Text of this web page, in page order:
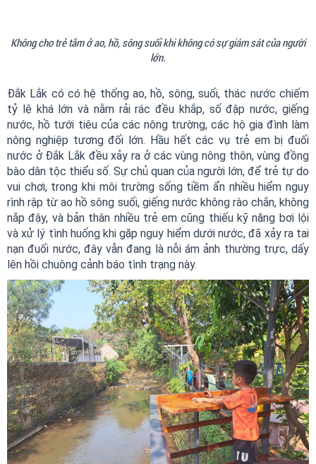
Không cho trẻ tắm ở ao, hồ, sông suối khi không có sự giám sát của người
lớn.
Đắk Lắk có có hệ thống ao, hồ, sông, suối, thác nước chiếm
tỷ lệ khá lớn và nằm rải rác đều khắp, số đập nước, giếng
nước, hồ tưới tiêu của các nông trường, các hộ gia đình làm
nông nghiệp tương đối lớn. Hầu hết các vụ trẻ em bị đuối
nước ở Đắk Lắk đều xảy ra ở các vùng nông thôn, vùng đồng
bào dân tộc thiểu số. Sự chủ quan của người lớn, để trẻ tự do
vui chơi, trong khi môi trường sống tiềm ẩn nhiều hiểm nguy
rình rập từ ao hồ sông suối, giếng nước không rào chắn, không
nắp đậy, và bản thân nhiều trẻ em cũng thiếu kỹ năng bơi lội
và xử lý tình huống khi gặp nguy hiểm dưới nước, đã xảy ra tai
nạn đuối nước, đây vẫn đang là nỗi ám ảnh thường trực, dấy
lên hồi chuông cảnh báo tình trạng này.